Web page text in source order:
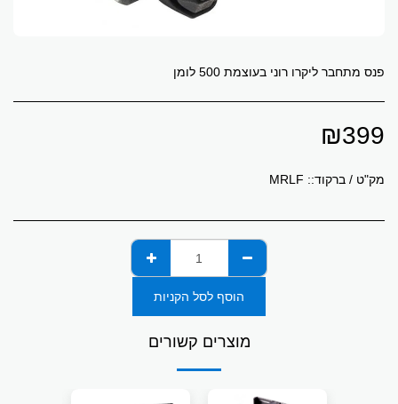
פנס מתחבר ליקרו רוני בעוצמת 500 לומן
₪399
מק"ט / ברקוד:: MRLF
הוסף לסל הקניות
מוצרים קשורים